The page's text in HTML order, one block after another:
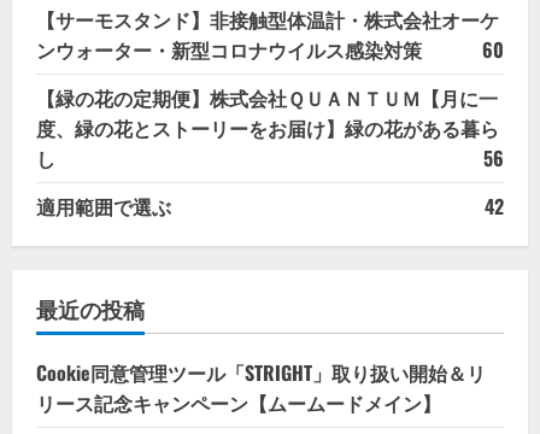
【サーモスタンド】非接触型体温計・株式会社オーケ
ンウォーター・新型コロナウイルス感染対策
60
【緑の花の定期便】株式会社ＱＵＡＮＴＵＭ【月に一
度、緑の花とストーリーをお届け】緑の花がある暮ら
し
56
適用範囲で選ぶ
42
最近の投稿
Cookie同意管理ツール「STRIGHT」取り扱い開始＆リ
リース記念キャンペーン【ムームードメイン】